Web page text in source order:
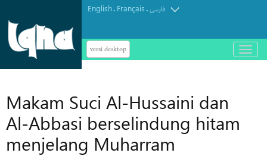
English. Français.فارسی
versi desktop
باز
و
Makam Suci Al-Hussaini dan
Al-Abbasi berselindung hitam
menjelang Muharram